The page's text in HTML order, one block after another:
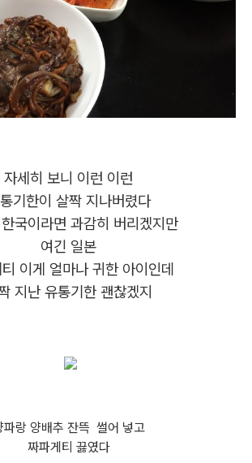
자세히 보니 이런 이런
기한이 살짝 지나버렸다
국이라면 과감히 버리겠지만
여긴 일본
이게 얼마나 귀한 아이인데
지난 유통기한 괜찮겠지
파랑 양배추 잔뜩 썰어 넣고
짜파게티 끓였다